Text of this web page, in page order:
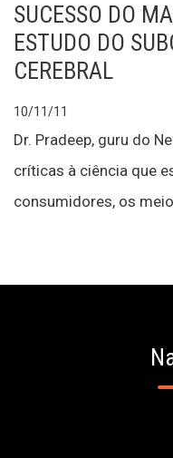
SUCESSO DO
ESTUDO DO
CEREBRAL
10/11/11
Dr. Pradeep, guru do
críticas à ciência que
consumidores, os